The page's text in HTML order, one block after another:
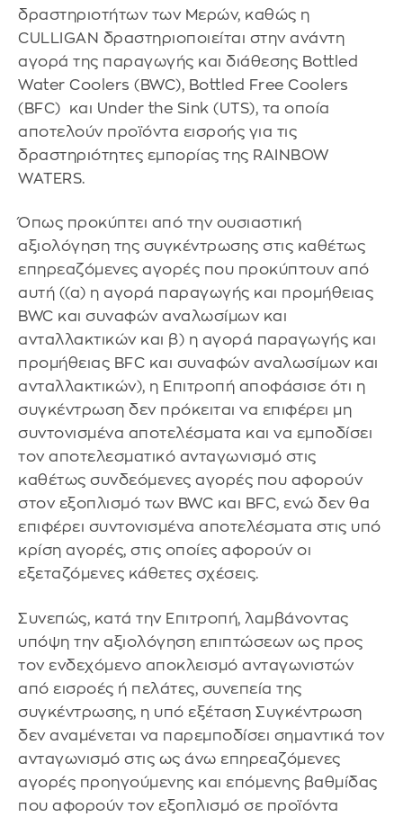
δραστηριοτήτων των Μερών, καθώς η
CULLIGAN δραστηριοποιείται στην ανάντη
αγορά της παραγωγής και διάθεσης Bottled
Water Coolers (BWC), Bottled Free Coolers
(BFC) και Under the Sink (UTS), τα οποία
αποτελούν προϊόντα εισροής για τις
δραστηριότητες εμπορίας της RAINBOW
WATERS.
Όπως προκύπτει από την ουσιαστική
αξιολόγηση της συγκέντρωσης στις καθέτως
επηρεαζόμενες αγορές που προκύπτουν από
αυτή ((α) η αγορά παραγωγής και προμήθειας
BWC και συναφών αναλωσίμων και
ανταλλακτικών και β) η αγορά παραγωγής και
προμήθειας BFC και συναφών αναλωσίμων και
ανταλλακτικών), η Επιτροπή αποφάσισε ότι η
συγκέντρωση δεν πρόκειται να επιφέρει μη
συντονισμένα αποτελέσματα και να εμποδίσει
τον αποτελεσματικό ανταγωνισμό στις
καθέτως συνδεόμενες αγορές που αφορούν
στον εξοπλισμό των BWC και BFC, ενώ δεν θα
επιφέρει συντονισμένα αποτελέσματα στις υπό
κρίση αγορές, στις οποίες αφορούν οι
εξεταζόμενες κάθετες σχέσεις.
Συνεπώς, κατά την Επιτροπή, λαμβάνοντας
υπόψη την αξιολόγηση επιπτώσεων ως προς
τον ενδεχόμενο αποκλεισμό ανταγωνιστών
από εισροές ή πελάτες, συνεπεία της
συγκέντρωσης, η υπό εξέταση Συγκέντρωση
δεν αναμένεται να παρεμποδίσει σημαντικά τον
ανταγωνισμό στις ως άνω επηρεαζόμενες
αγορές προηγούμενης και επόμενης βαθμίδας
που αφορούν τον εξοπλισμό σε προϊόντα